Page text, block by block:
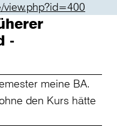
view.php?id=400
-
meine BA.
den Kurs hätte